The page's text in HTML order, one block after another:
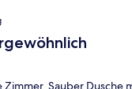
Zimmer. Sauber.Dusche